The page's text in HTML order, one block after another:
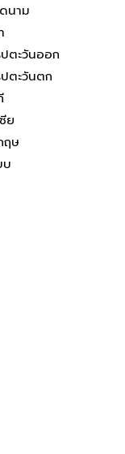
นาม
ตะวันออก
ตะวันตก
ย
ฤษ
บ